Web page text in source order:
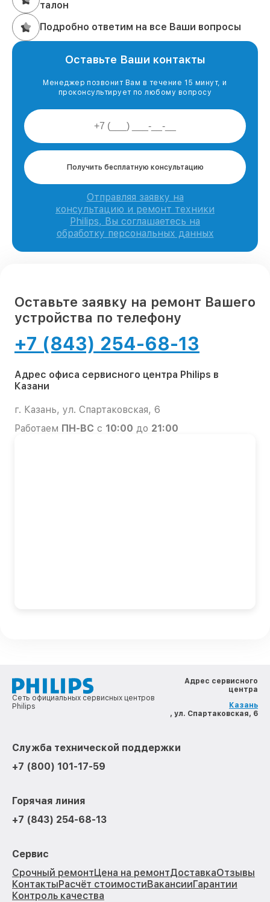
талон
Подробно ответим на все Ваши вопросы
Оставьте Ваши контакты
Менеджер позвонит Вам в течение 15 минут, и
проконсультирует по любому вопросу
Получить бесплатную консультацию
Отправляя заявку на
консультацию и ремонт техники
Philips, Вы соглашаетесь на
обработку персональных данных
Оставьте заявку на ремонт Вашего
устройства по телефону
+7 (843) 254-68-13
Адрес офиса сервисного центра Philips в
Казани
г. Казань, ул. Спартаковская, 6
Работаем ПН-ВС с 10:00 до 21:00
Сеть официальных сервисных центров
Philips
Адрес сервисного
центра
Казань
, ул. Спартаковская, 6
Служба технической поддержки
+7 (800) 101-17-59
Горячая линия
+7 (843) 254-68-13
Сервис
Срочный ремонтЦена на ремонтДоставкаОтзывы
КонтактыРасчёт стоимостиВакансииГарантии
Контроль качества